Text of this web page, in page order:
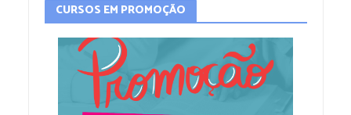
CURSOS EM PROMOÇÃO